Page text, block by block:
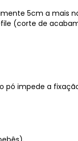
5cm a mais
(corte de
pó impede a